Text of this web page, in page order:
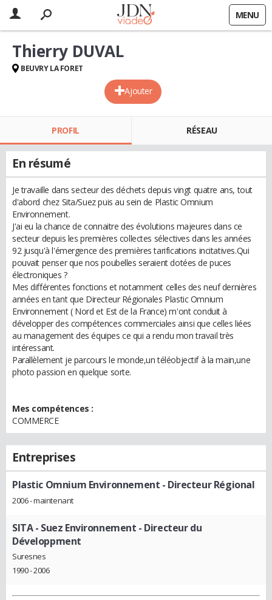
MENU
Ajouter
Thierry DUVAL
BEUVRY LA FORET
PROFIL RÉSEAU
En résumé
Je travaille dans secteur des déchets depuis vingt quatre ans, tout
d'abord chez Sita/Suez puis au sein de Plastic Omnium
Environnement.
J'ai eu la chance de connaitre des évolutions majeures dans ce
secteur depuis les premières collectes sélectives dans les années
92 jusqu'à l'émergence des premières tarifications incitatives.Qui
pouvait penser que nos poubelles seraient dotées de puces
électroniques ?
Mes différentes fonctions et notamment celles des neuf dernières
années en tant que Directeur Régionales Plastic Omnium
Environnement ( Nord et Est de la France) m'ont conduit à
développer des compétences commerciales ainsi que celles liées
au management des équipes ce qui a rendu mon travail très
intéressant.
Parallèlement je parcours le monde,un téléobjectif à la main,une
photo passion en quelque sorte.
Mes compétences :
COMMERCE
Entreprises
Plastic Omnium Environnement - Directeur Régional
2006 - maintenant
SITA - Suez Environnement - Directeur du
Développment
Suresnes
1990 - 2006